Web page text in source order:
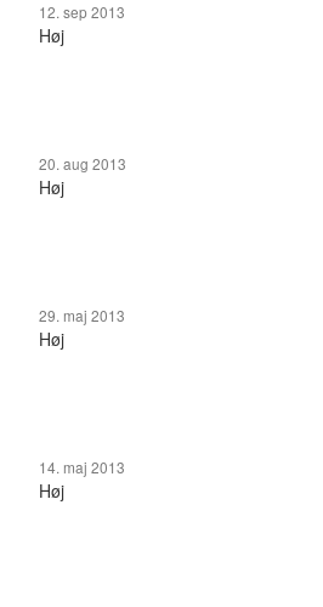
12. sep 2013
Høj
20. aug 2013
Høj
29. maj 2013
Høj
14. maj 2013
Høj